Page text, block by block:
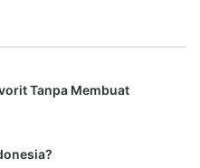
Tanpa Membuat